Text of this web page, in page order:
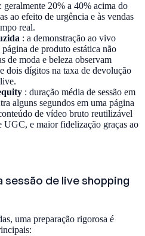
: geralmente 20% a 40% acima do
ao efeito de urgência e às vendas
real.
: a demonstração ao vivo
de produto estática não
de moda e beleza observam
dois dígitos na taxa de devolução
: duração média de sessão em
alguns segundos em uma página
de vídeo bruto reutilizável
UGC, e maior fidelização graças ao
sessão de live shopping
uma preparação rigorosa é